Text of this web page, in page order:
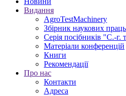
Видання
AgroTestMachinery
Збірник наукових праць
Серія посібників "С.-г.
Матеріали конференцій
Книги
Рекомендації
Про нас
Контакти
Адреса